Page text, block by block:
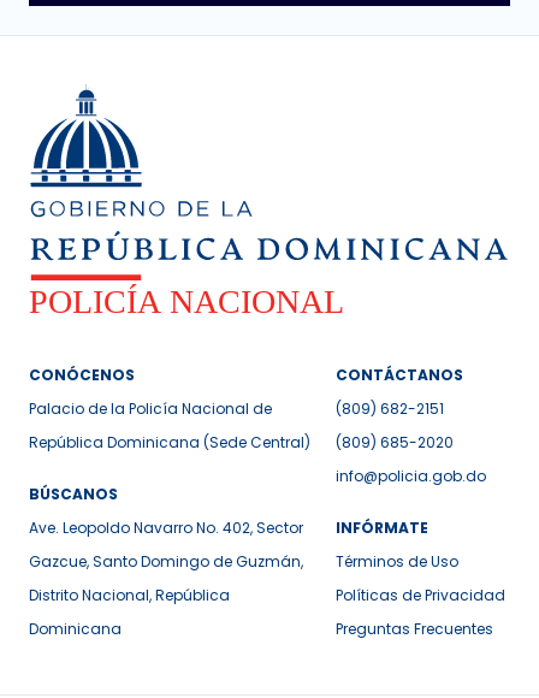
CONÓCENOS
Palacio de la Policía Nacional de
República Dominicana (Sede Central)
BÚSCANOS
Ave. Leopoldo Navarro No. 402, Sector
Gazcue, Santo Domingo de Guzmán,
Distrito Nacional, República
Dominicana
CONTÁCTANOS
(809) 682-2151
(809) 685-2020
info@policia.gob.do
INFÓRMATE
Términos de Uso
Políticas de Privacidad
Preguntas Frecuentes